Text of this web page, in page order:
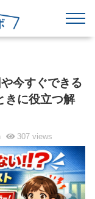
今すぐできる
きに役立つ解
307 views